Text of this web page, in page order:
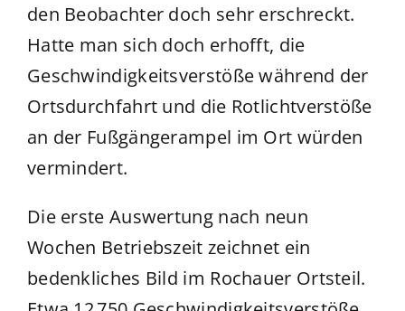
den Beobachter doch sehr erschreckt.
Hatte man sich doch erhofft, die
Geschwindigkeitsverstöße während der
Ortsdurchfahrt und die Rotlichtverstöße
an der Fußgängerampel im Ort würden
vermindert.
Die erste Auswertung nach neun
Wochen Betriebszeit zeichnet ein
bedenkliches Bild im Rochauer Ortsteil.